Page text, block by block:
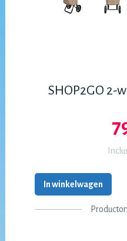
SHOP2GO 2-
In winkelwagen